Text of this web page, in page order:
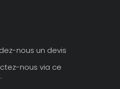
nous un devis
nous via ce